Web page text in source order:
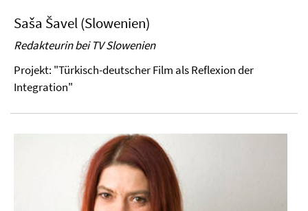
Saša Šavel (Slowenien)
Redakteurin bei TV Slowenien
Projekt: "Türkisch-deutscher Film als Reflexion der
Integration"